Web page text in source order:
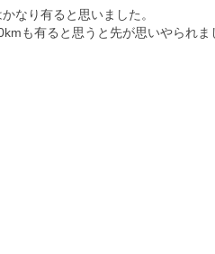
なり有ると思いました。
も有ると思うと先が思いやられま